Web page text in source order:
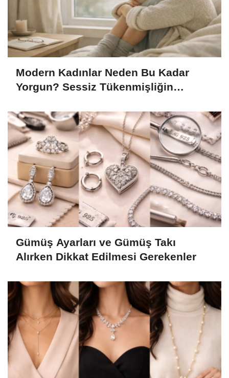
Modern Kadınlar Neden Bu Kadar
Yorgun? Sessiz Tükenmişliğin
Gümüş Ayarları ve Gümüş Takı
Alırken Dikkat Edilmesi Gerekenler